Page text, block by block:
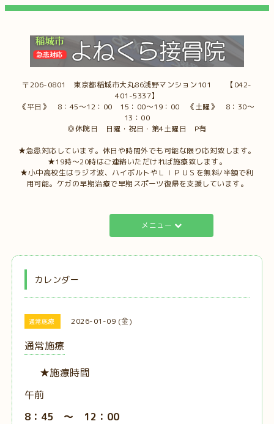
〒206-0801 東京都稲城市大丸86浅野マンション101 【042-
401-5337】
《平日》 8：45～12：00 15：00～19：00 《土曜》 8：30～
13：00
◎休院日 日曜・祝日・第4土曜日 P有
★急患対応しています。休日や時間外でも可能な限り応対致します。
★19時～20時はご連絡いただければ施療致します。
★小中高校生はラジオ波、ハイボルトやＬＩＰＵＳを無料/半額で利
用可能。ケガの早期治療で早期スポーツ復帰を支援しています。
メニュー
カレンダー
通常施療 2026-01-09 (金)
通常施療
★施療時間
午前
8：45 ～ 12：00